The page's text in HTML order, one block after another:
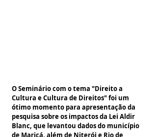
O Seminário com o tema "Direito a
Cultura e Cultura de Direitos" foi um
ótimo momento para apresentação da
pesquisa sobre os impactos da Lei Aldir
Blanc, que levantou dados do município
de Maricá, além de Niterói e Rio de